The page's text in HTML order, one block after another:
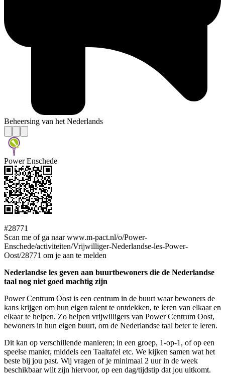
Beheersing van het Nederlands
Power Enschede
#28771
Scan me of ga naar www.m-pact.nl/o/Power-
Enschede/activiteiten/Vrijwilliger-Nederlandse-les-Power-
Oost/28771 om je aan te melden
Nederlandse les geven aan buurtbewoners die de Nederlandse
taal nog niet goed machtig zijn
Power Centrum Oost is een centrum in de buurt waar bewoners de
kans krijgen om hun eigen talent te ontdekken, te leren van elkaar en
elkaar te helpen. Zo helpen vrijwilligers van Power Centrum Oost,
bewoners in hun eigen buurt, om de Nederlandse taal beter te leren.
Dit kan op verschillende manieren; in een groep, 1-op-1, of op een
speelse manier, middels een Taaltafel etc. We kijken samen wat het
beste bij jou past. Wij vragen of je minimaal 2 uur in de week
beschikbaar wilt zijn hiervoor, op een dag/tijdstip dat jou uitkomt.